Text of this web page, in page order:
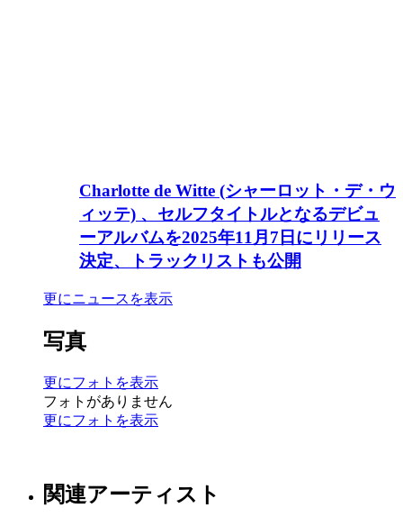
Charlotte de Witte (シャーロット・デ・ウ
ィッテ) 、セルフタイトルとなるデビュ
ーアルバムを2025年11月7日にリリース
決定、トラックリストも公開
更にニュースを表示
写真
更にフォトを表示
フォトがありません
更にフォトを表示
関連アーティスト